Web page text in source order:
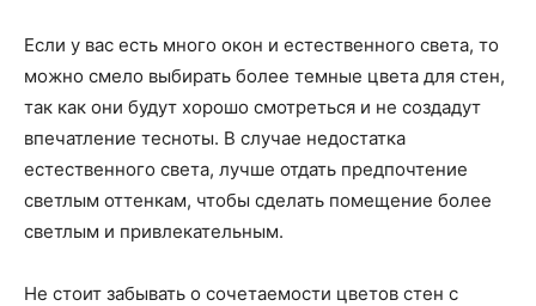
Если у вас есть много окон и естественного света, то
можно смело выбирать более темные цвета для стен,
так как они будут хорошо смотреться и не создадут
впечатление тесноты. В случае недостатка
естественного света, лучше отдать предпочтение
светлым оттенкам, чтобы сделать помещение более
светлым и привлекательным.
Не стоит забывать о сочетаемости цветов стен с